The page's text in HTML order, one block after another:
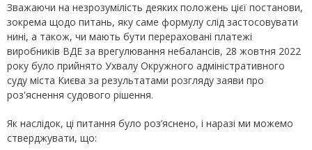
Зважаючи на незрозумілість деяких положень цієї постанови,
зокрема щодо питань, яку саме формулу слід застосовувати
нині, а також, чи мають бути перераховані платежі
виробників ВДЕ за врегулювання небалансів, 28 жовтня 2022
року було прийнято Ухвалу Окружного адміністративного
суду міста Києва за результатами розгляду заяви про
роз'яснення судового рішення.
Як наслідок, ці питання було роз’яснено, і наразі ми можемо
стверджувати, що: